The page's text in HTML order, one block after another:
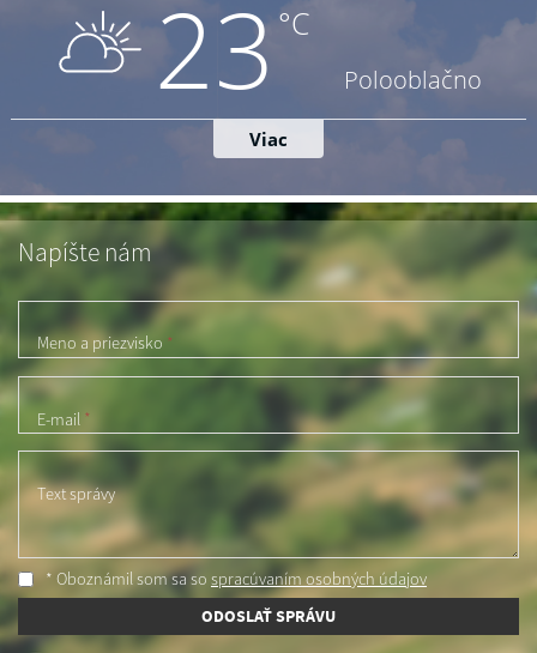
Napíšte nám
Meno a priezvisko *
E-mail *
Text správy
* Oboznámil som sa so spracúvaním osobných údajov
ODOSLAŤ SPRÁVU